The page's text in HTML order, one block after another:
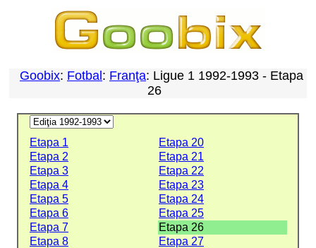
Goobix: Fotbal : Franţa: Ligue 1 1992-1993 - Etapa
26
Etapa 1
Etapa 20
Etapa 2
Etapa 21
Etapa 3
Etapa 22
Etapa 4
Etapa 23
Etapa 5
Etapa 24
Etapa 6
Etapa 25
Etapa 7
Etapa 26
Etapa 8
Etapa 27